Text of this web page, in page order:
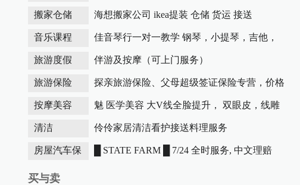
务
搬家仓储 海想搬家公司 ikea提装 仓储 货运 接送
音乐课程 佳音琴行一对一教学 钢琴，小提琴，吉他，
旅游度假 伴游及按摩（可上门服务）
旅游保险 探亲旅游保险、父母超级签证保险专营，价格
低！
按摩美容 魅 医学美容 大V线全脸提升， 双眼皮，线雕
清洁 伶伶家居清洁看护接送料理服务
房屋汽车保
█ STATE FARM █ 7/24 全时服务, 中文理赔
买与卖